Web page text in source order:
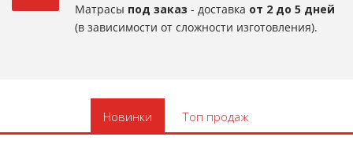
Матрасы под заказ - доставка от 2 до 5 дней
(в зависимости от сложности изготовления).
Новинки Топ продаж